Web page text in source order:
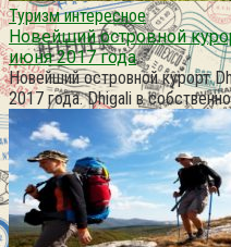
Туризм интересное
Новейший островной
июня 2017 года
Новейший островной курорт
2017 года. Dhigali в